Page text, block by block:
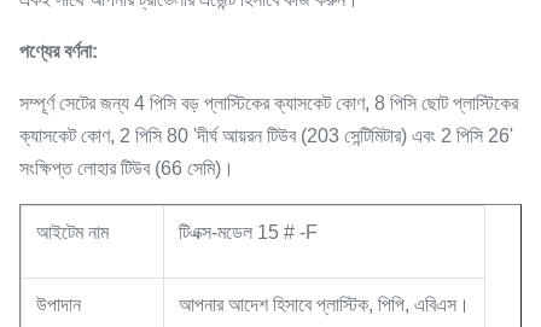
পণ্যের বর্ণনা:
সম্পূর্ণ সেটের জন্য 4 পিসি বড় প্লাস্টিকের ক্যাসকেট কোণ, 8 পিসি ছোট প্লাস্টিকের
ক্যাসকেট কোণ, 2 পিসি 80 'দীর্ঘ আয়রন টিউব (203 সেন্টিমিটার) এবং 2 পিসি 26'
সংক্ষিপ্ত লোহার টিউব (66 সেমি)।
আইটেম নাম টিএক্স-মডেল 15 # -F
উপাদান আপনার আদেশ হিসাবে প্লাস্টিক, পিপি, এবিএস।